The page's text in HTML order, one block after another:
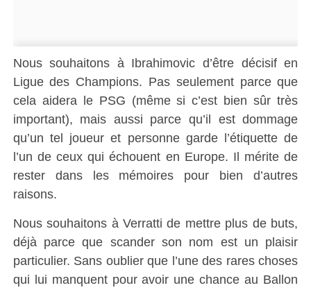
Nous souhaitons à Ibrahimovic d’être décisif en
Ligue des Champions. Pas seulement parce que
cela aidera le PSG (même si c’est bien sûr très
important), mais aussi parce qu’il est dommage
qu’un tel joueur et personne garde l’étiquette de
l’un de ceux qui échouent en Europe. Il mérite de
rester dans les mémoires pour bien d’autres
raisons.
Nous souhaitons à Verratti de mettre plus de buts,
déjà parce que scander son nom est un plaisir
particulier. Sans oublier que l’une des rares choses
qui lui manquent pour avoir une chance au Ballon